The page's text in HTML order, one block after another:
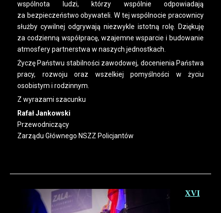
wspólnota ludzi, którzy wspólnie odpowiadają
za bezpieczeństwo obywateli. W tej wspólnocie pracownicy
służby cywilnej odgrywają niezwykle istotną rolę. Dziękuję
za codzienną współpracę, wzajemne wsparcie i budowanie
atmosfery partnerstwa w naszych jednostkach.
Życzę Państwu stabilności zawodowej, docenienia Państwa
pracy, rozwoju oraz wszelkiej pomyślności w życiu
osobistym i rodzinnym.
Z wyrazami szacunku
Rafał Jankowski
Przewodniczący
Zarządu Głównego NSZZ Policjantów
XVI